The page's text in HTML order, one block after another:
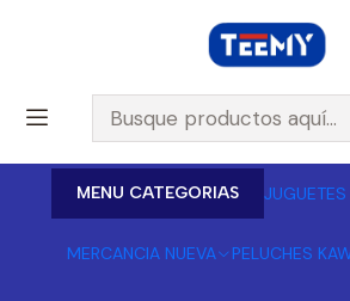
MENU CATEGORIAS
MERCANCIA NUEVA PELUCHES